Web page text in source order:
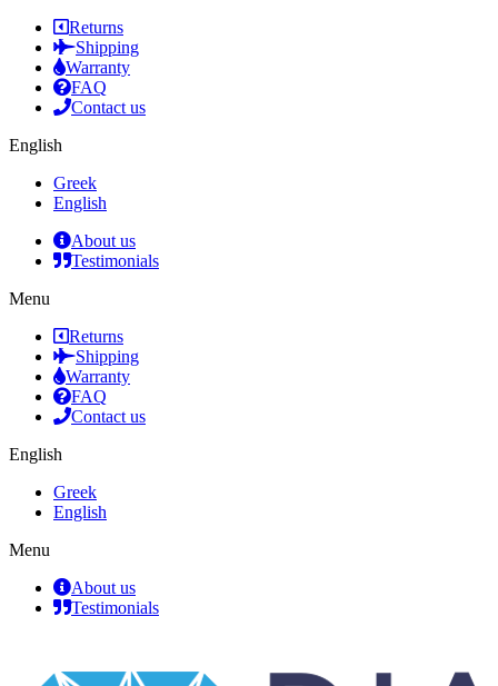
Returns
Shipping
Warranty
FAQ
Contact us
English
Greek
English
About us
Testimonials
Menu
Returns
Shipping
Warranty
FAQ
Contact us
English
Greek
English
Menu
About us
Testimonials